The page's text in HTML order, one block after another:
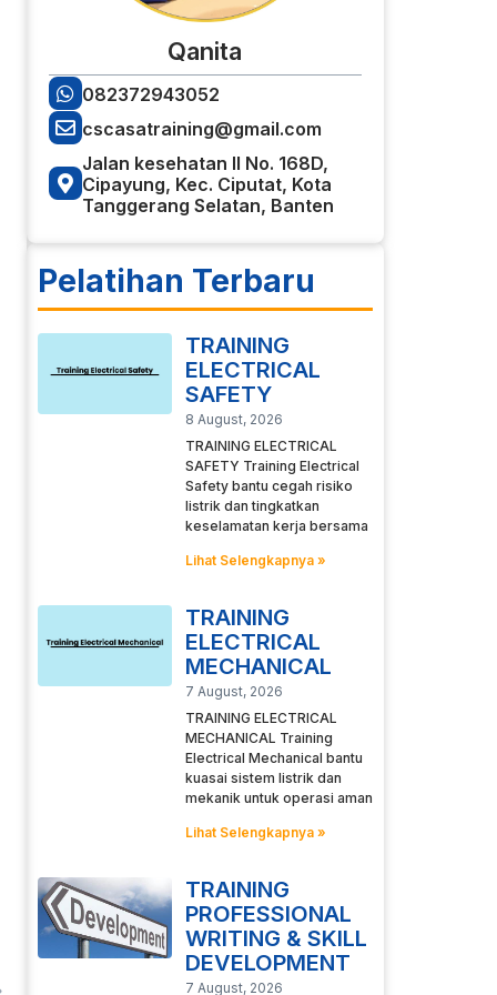
Qanita
082372943052
cscasatraining@gmail.com
Jalan kesehatan II No. 168D,
Cipayung, Kec. Ciputat, Kota
Tanggerang Selatan, Banten
Pelatihan Terbaru
TRAINING
ELECTRICAL
SAFETY
8 August, 2026
TRAINING ELECTRICAL
SAFETY Training Electrical
Safety bantu cegah risiko
listrik dan tingkatkan
keselamatan kerja bersama
Lihat Selengkapnya »
TRAINING
ELECTRICAL
MECHANICAL
7 August, 2026
TRAINING ELECTRICAL
MECHANICAL Training
Electrical Mechanical bantu
kuasai sistem listrik dan
mekanik untuk operasi aman
Lihat Selengkapnya »
TRAINING
PROFESSIONAL
WRITING & SKILL
DEVELOPMENT
7 August, 2026